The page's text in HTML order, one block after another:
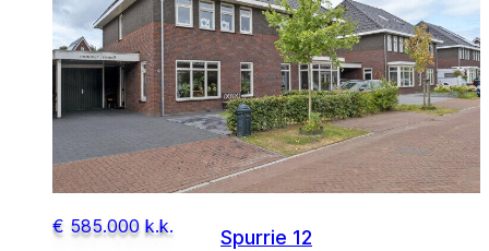
€ 585.000 k.k. Spurrie 12